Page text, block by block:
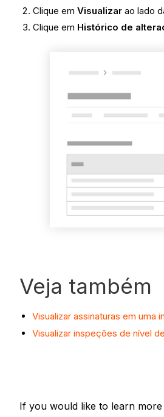
Clique emVisualizar ao lado
Clique em Histórico de
Veja também
Visualizar assinaturas em uma
Visualizar inspeções de nível
If you would like to learn